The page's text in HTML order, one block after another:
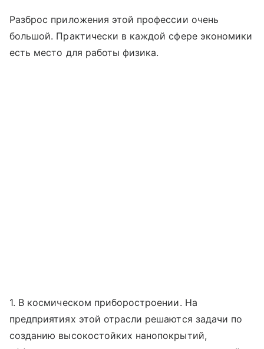
Разброс приложения этой профессии очень
большой. Практически в каждой сфере экономики
есть место для работы физика.
1. В космическом приборостроении. На
предприятиях этой отрасли решаются задачи по
созданию высокостойких нанопокрытий,